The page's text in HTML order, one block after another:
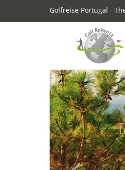
Golfreise Portugal -
Previous